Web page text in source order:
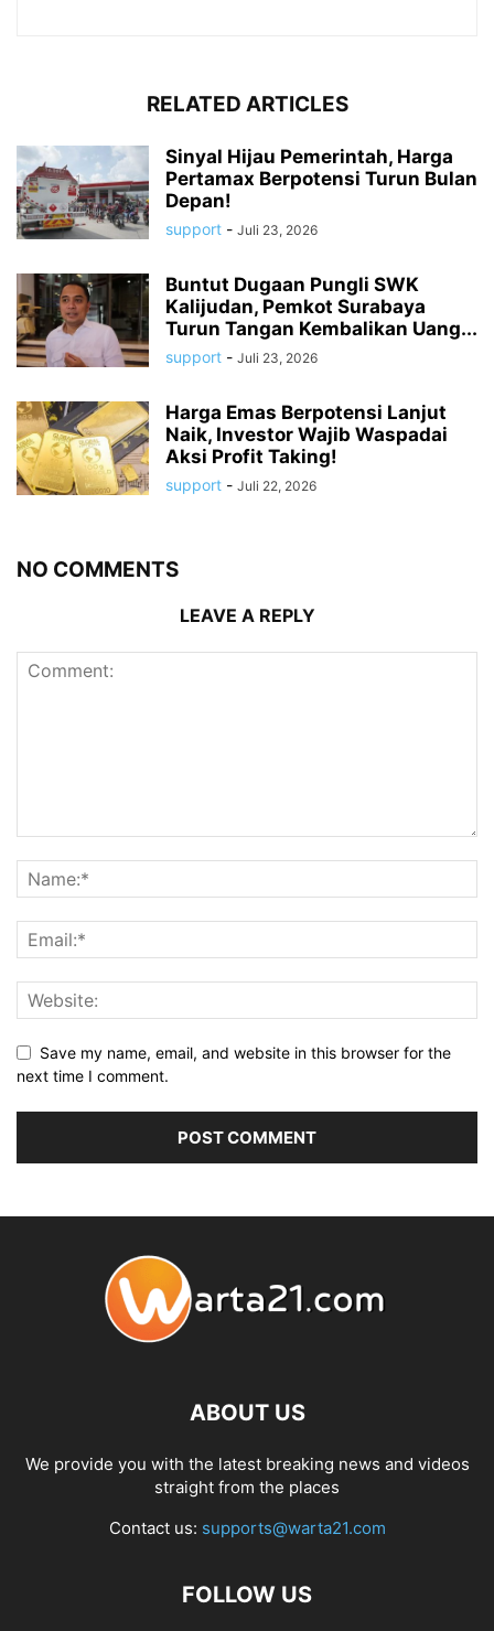
RELATED ARTICLES
Sinyal Hijau Pemerintah, Harga
Pertamax Berpotensi Turun Bulan
Depan!
support - Juli 23, 2026
Buntut Dugaan Pungli SWK
Kalijudan, Pemkot Surabaya
Turun Tangan Kembalikan Uang...
support - Juli 23, 2026
Harga Emas Berpotensi Lanjut
Naik, Investor Wajib Waspadai
Aksi Profit Taking!
support - Juli 22, 2026
NO COMMENTS
LEAVE A REPLY
Save my name, email, and website in this browser for the
next time I comment.
ABOUT US
We provide you with the latest breaking news and videos
straight from the places
Contact us: supports@warta21.com
FOLLOW US